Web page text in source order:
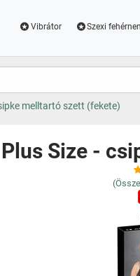
Vibrátor Szexi
melltartó szett (fekete)
Size -